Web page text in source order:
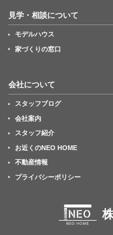
見学・相談について
モデルハウス
家づくりの窓口
会社について
スタッフブログ
会社案内
スタッフ紹介
お近くのNEO HOME
不動産情報
プライバシーポリシー